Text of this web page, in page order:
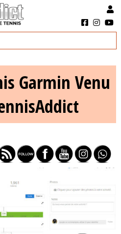
& PRODUITS 
DU MATERIEL
Garmin Venu